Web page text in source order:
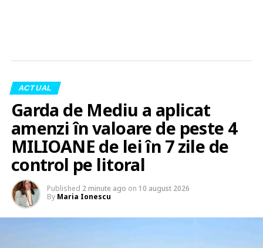
ACTUAL
Garda de Mediu a aplicat
amenzi în valoare de peste 4
MILIOANE de lei în 7 zile de
control pe litoral
Published 2 minute ago on 10 august 2026
By Maria Ionescu